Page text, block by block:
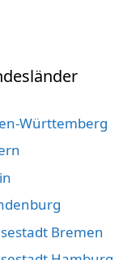
Württemberg
Bremen